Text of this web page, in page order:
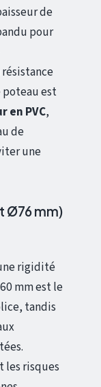
de
pour
poteau est
en PVC,
de
une
Ø76 mm)
rigidité
mm est le
tandis
les risques